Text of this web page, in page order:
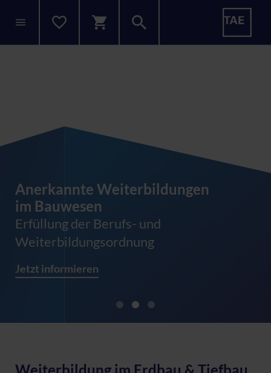
weiter bauen
Lebensräume nachhaltig gestalten
Anerkannte Weiterbildungen
im Bauwesen
Erfüllung der Berufs- und
Weiterbildungsordnung
Jetzt informieren
Nachhaltigkeit im Bauwesen
Verantwortungsbewusst in die Zukunft
Kursangebot entdecken